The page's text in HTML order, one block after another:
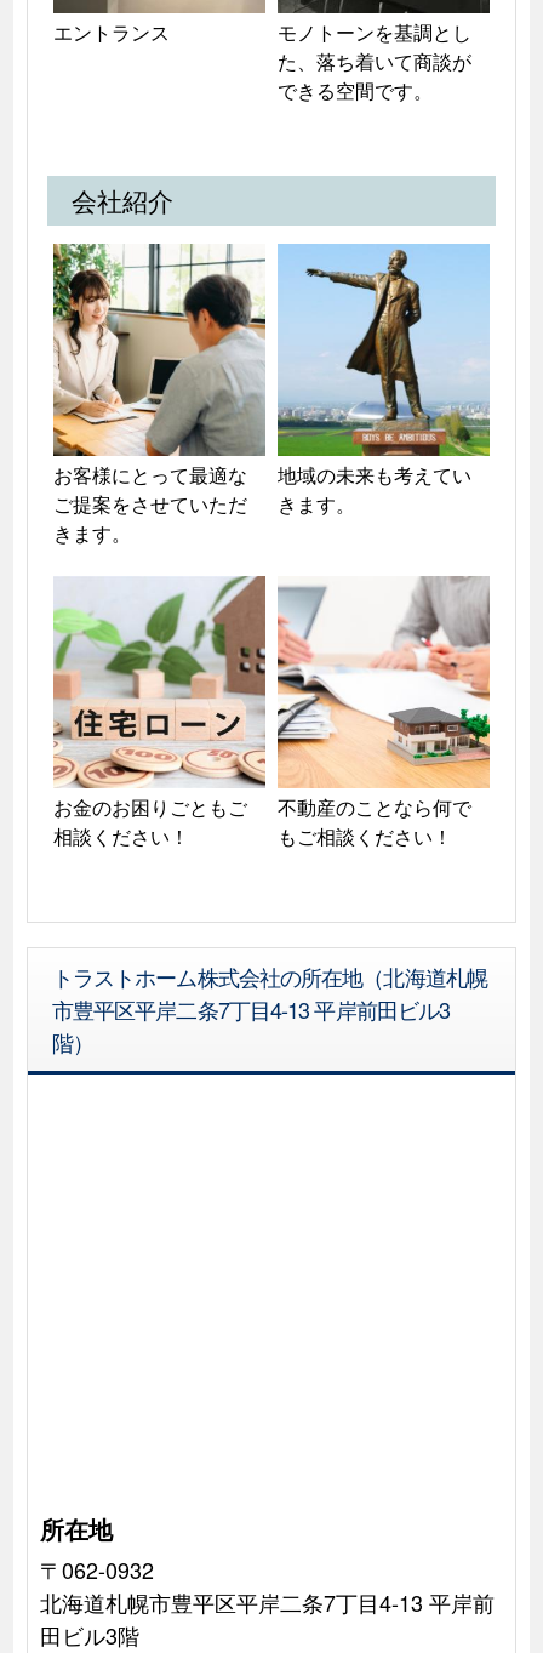
エントランス
モノトーンを基調とし
た、落ち着いて商談が
できる空間です。
会社紹介
お客様にとって最適な
ご提案をさせていただ
きます。
地域の未来も考えてい
きます。
お金のお困りごともご
相談ください！
不動産のことなら何で
もご相談ください！
トラストホーム株式会社の所在地（北海道札幌
市豊平区平岸二条7丁目4-13 平岸前田ビル3
階）
所在地
〒062-0932
北海道札幌市豊平区平岸二条7丁目4-13 平岸前
田ビル3階